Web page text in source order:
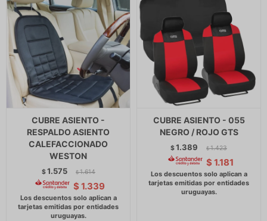
CUBRE ASIENTO -
RESPALDO ASIENTO
CALEFACCIONADO
WESTON
$1.575 $ 1.614
$ 1.339
CUBRE ASIENTO - 055
NEGRO / ROJO GTS
$1.389 $ 1.423
$ 1.181